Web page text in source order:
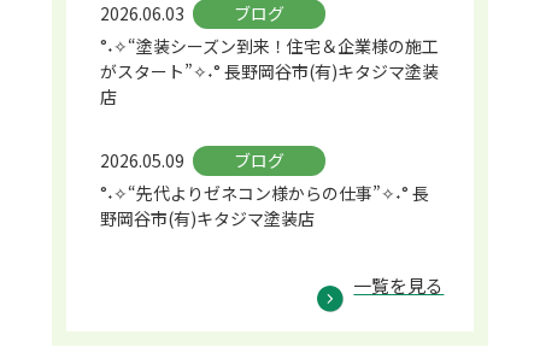
2026.06.03
ブログ
°˖✧“塗装シーズン到来！住宅＆企業様の施工
がスタート”✧˖° 長野岡谷市(有)キタジマ塗装
店
2026.05.09
ブログ
°˖✧“先代よりゼネコン様からの仕事”✧˖° 長
野岡谷市(有)キタジマ塗装店
一覧を見る